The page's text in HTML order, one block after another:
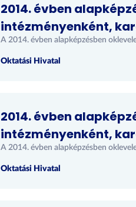
2014. évben
intézményenként,
A 2014. évben alapképzésben
Oktatási Hivatal
2014. évben
intézményenként,
A 2014. évben alapképzésben
Oktatási Hivatal